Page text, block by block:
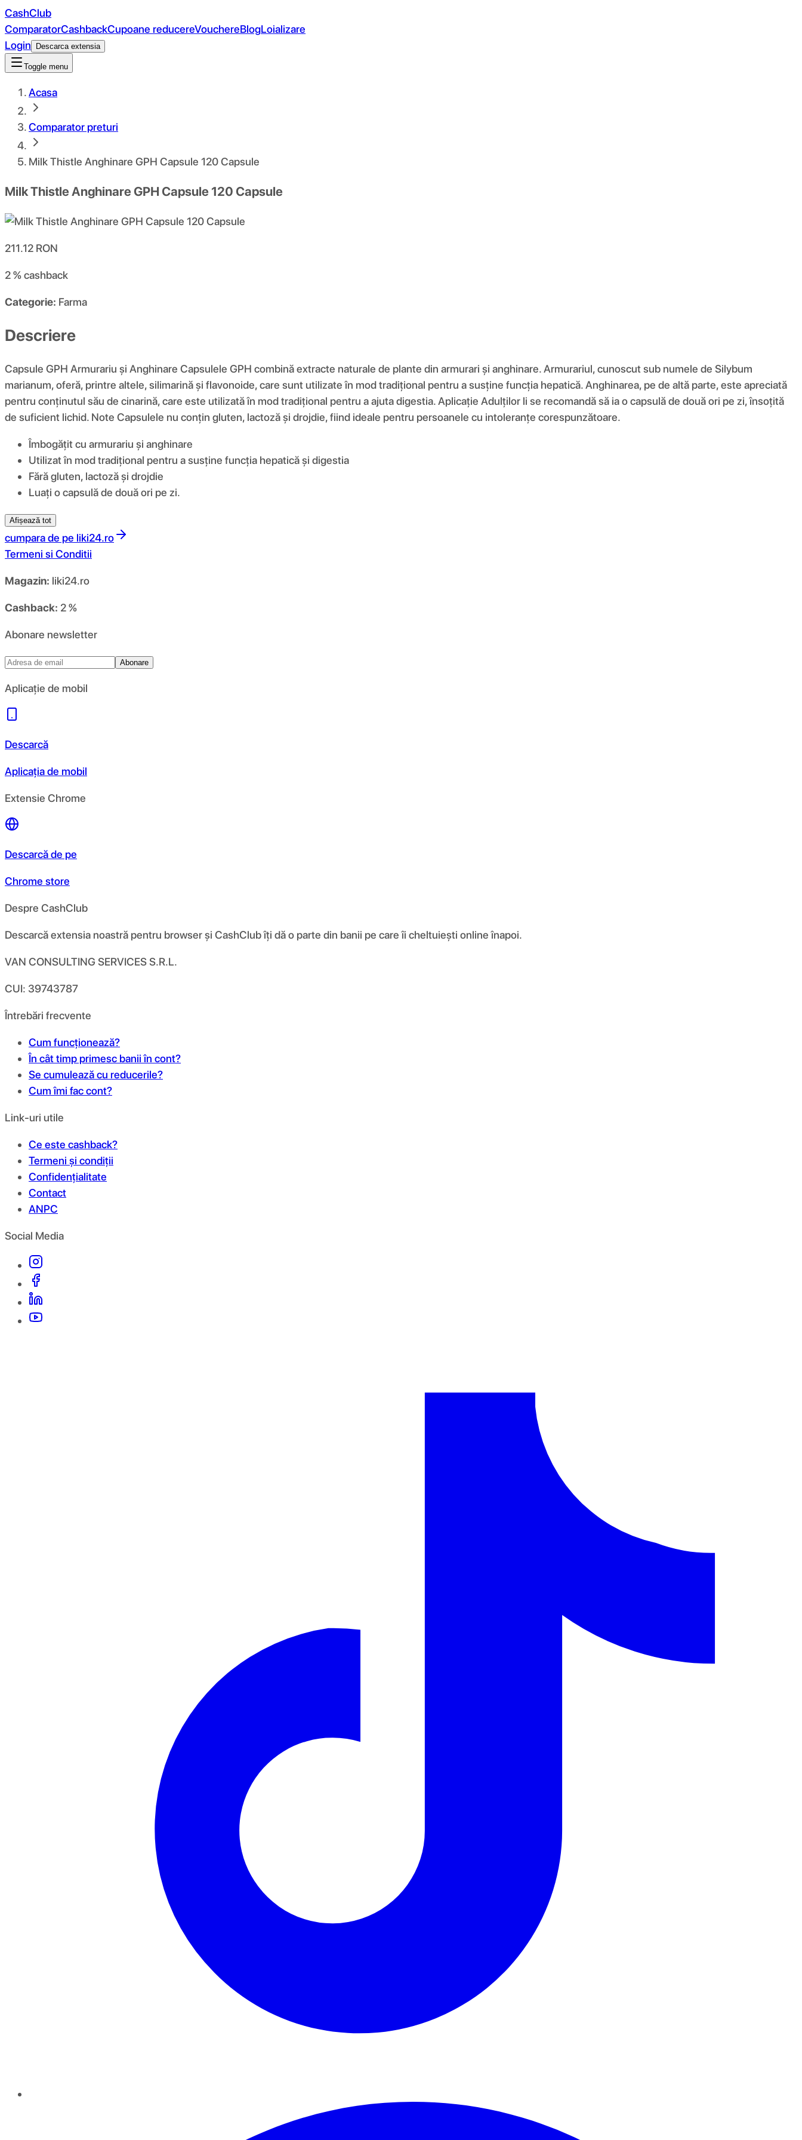
CashClub
ComparatorCashbackCupoane reducereVouchereBlogLoializare
Login
Descarca extensia
Toggle menu
Acasa
Comparator preturi
Milk Thistle Anghinare GPH Capsule 120 Capsule
Milk Thistle Anghinare GPH Capsule 120 Capsule
211.12 RON
2 %cashback
Categorie: Farma
Descriere
Capsule GPH Armurariu și Anghinare Capsulele GPH combină extracte naturale de plante din armurari și anghinare. Armurariul, cunoscut sub numele de Silybum
marianum, oferă, printre altele, silimarină și flavonoide, care sunt utilizate în mod tradițional pentru a susține funcția hepatică. Anghinarea, pe de altă parte, este apreciată
pentru conținutul său de cinarină, care este utilizată în mod tradițional pentru a ajuta digestia. Aplicație Adulților li se recomandă să ia o capsulă de două ori pe zi, însoțită
de suficient lichid. Note Capsulele nu conțin gluten, lactoză și drojdie, fiind ideale pentru persoanele cu intoleranțe corespunzătoare.
Îmbogățit cu armurariu și anghinare
Utilizat în mod tradițional pentru a susține funcția hepatică și digestia
Fără gluten, lactoză și drojdie
Luați o capsulă de două ori pe zi.
Afișează tot
cumpara de pe liki24.ro
Termeni si Conditii
Magazin: liki24.ro
Cashback: 2 %
Abonare newsletter
Abonare
Aplicație de mobil
Descarcă
Aplicația de mobil
Extensie Chrome
Descarcă de pe
Chrome store
Despre CashClub
Descarcă extensia noastră pentru browser și CashClub îți dă o parte din banii pe care îi cheltuiești online înapoi.
VAN CONSULTING SERVICES S.R.L.
CUI: 39743787
Întrebări frecvente
Cum funcționează?
În cât timp primesc banii în cont?
Se cumulează cu reducerile?
Cum îmi fac cont?
Link-uri utile
Ce este cashback?
Termeni și condiții
Confidențialitate
Contact
ANPC
Social Media